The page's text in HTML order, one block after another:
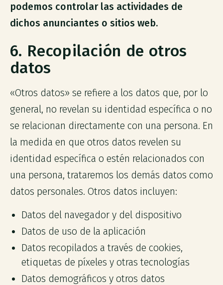
podemos controlar las actividades de
dichos anunciantes o sitios web.
6. Recopilación de otros
datos
«Otros datos» se refiere a los datos que, por lo
general, no revelan su identidad específica o no
se relacionan directamente con una persona. En
la medida en que otros datos revelen su
identidad específica o estén relacionados con
una persona, trataremos los demás datos como
datos personales. Otros datos incluyen:
Datos del navegador y del dispositivo
Datos de uso de la aplicación
Datos recopilados a través de cookies,
etiquetas de píxeles y otras tecnologías
Datos demográficos y otros datos